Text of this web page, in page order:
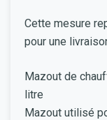
Cette mesure
pour une
Mazout de
litre
Mazout utilisé